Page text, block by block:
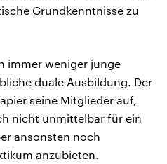
Grundkenntnisse zu
immer weniger junge
duale Ausbildung. Der
seine Mitglieder auf,
nicht unmittelbar für ein
ansonsten noch
anzubieten.